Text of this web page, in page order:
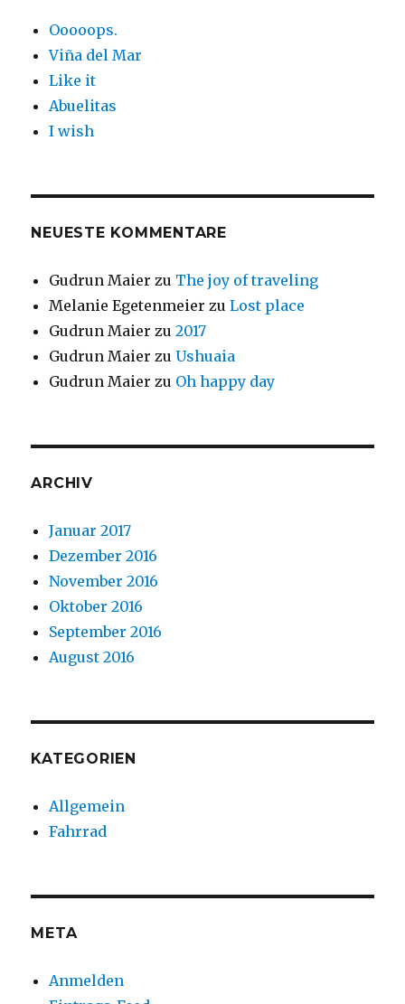
Ooooops.
Viña del Mar
Like it
Abuelitas
I wish
NEUESTE KOMMENTARE
Gudrun Maier zu The joy of traveling
Melanie Egetenmeier zuLost place
Gudrun Maier zu2017
Gudrun Maier zuUshuaia
Gudrun Maier zu Oh happy day
ARCHIV
Januar 2017
Dezember 2016
November 2016
Oktober 2016
September 2016
August 2016
KATEGORIEN
Allgemein
Fahrrad
META
Anmelden